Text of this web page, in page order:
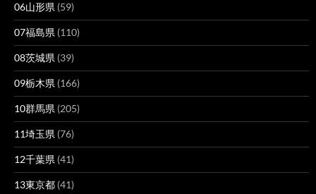
06山形県 (59)
07福島県 (110)
08茨城県 (39)
09栃木県 (166)
10群馬県 (205)
11埼玉県 (76)
12千葉県 (41)
13東京都 (41)